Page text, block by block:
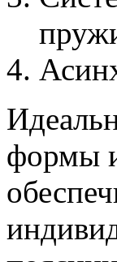
формы